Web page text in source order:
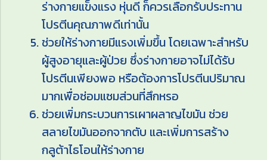
ร่างกายแข็งแรง หุ่นดี ก็ควรเลือกรับประทาน
โปรตีนคุณภาพดีเท่านั้น
ช่วยให้ร่างกายมีแรงเพิ่มขึ้น โดยเฉพาะสำหรับ
ผู้สูงอายุและผู้ป่วย ซึ่งร่างกายอาจไม่ได้รับ
โปรตีนเพียงพอ หรือต้องการโปรตีนปริมาณ
มากเพื่อซ่อมแซมส่วนที่สึกหรอ
ช่วยเพิ่มกระบวนการเผาผลาญไขมัน ช่วย
สลายไขมันออกจากตับ และเพิ่มการสร้าง
กลูต้าไธโอนให้ร่างกาย